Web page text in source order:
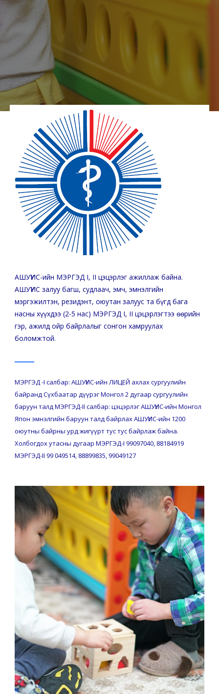
АШУҮИС-ийн МЭРГЭД I, II цэцэрлэг ажиллаж байна.
АШУҮИС залуу багш, судлаач, эмч, эмнэлгийн
мэргэжилтэн, резидэнт, оюутан залуус та бүгд бага
насны хүүхдээ (2-5 нас) МЭРГЭД I, II цэцэрлэгтээ өөрийн
гэр, ажилд ойр байрлалыг сонгон хамруулах
боломжтой.
МЭРГЭД -I салбар: АШУҮИС-ийн ЛИЦЕЙ ахлах сургуулийн
байранд Сүхбаатар дүүрэг Монгол 2 дугаар сургуулийн
баруун талд МЭРГЭД-II салбар: цэцэрлэг АШУҮИС-ийн Монгол
Япон эмнэлгийн баруун талд байрлах АШУҮИС-ийн 1200
оюутны байрны урд жигүүрт тус тус байрлаж байна.
Холбогдох утасны дугаар МЭРГЭД-I 99097040, 88184919
МЭРГЭД-II 99 049514, 88899835, 99049127